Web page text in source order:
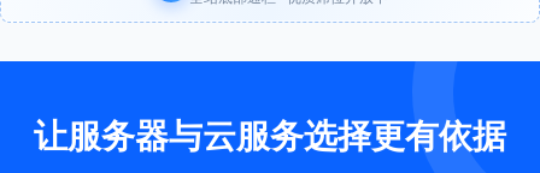
让服务器与云服务选择更有依据